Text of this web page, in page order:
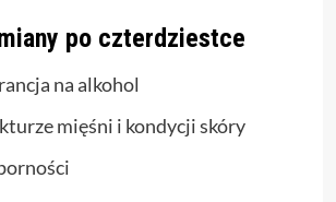
po czterdziestce
na alkohol
mięśni i kondycji skóry